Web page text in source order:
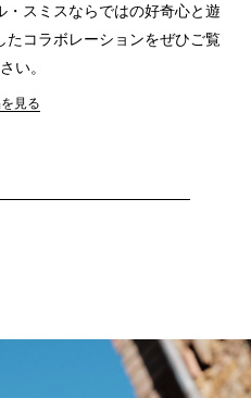
スミスならではの好奇心と遊
コラボレーションをぜひご覧
い。
見る